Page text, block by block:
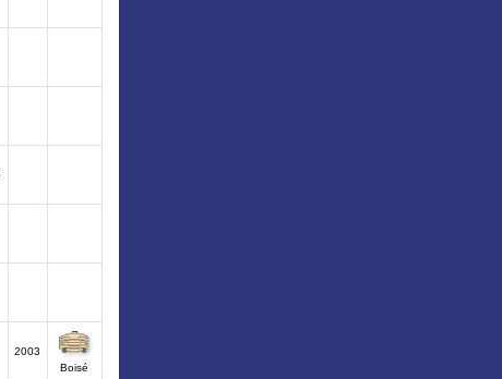
2003
Boisé